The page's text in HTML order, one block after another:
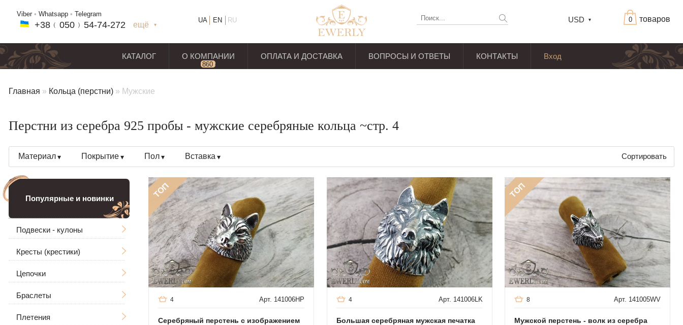
товаров
0
USD
Viber • Whatsapp • Telegram
+38﹙ 050 ﹚54-74-272 ещё
+38(068) 97
RU
UA EN
КАТАЛОГ О КОМПАНИИ
860 отзывов
ОПЛАТА И ДОСТАВКА ВОПРОСЫ И ОТВЕТЫ КОНТАКТЫ Вход
Главная » Кольца (перстни) » Мужские
Перстни из серебра 925 пробы - мужские серебряные кольца ~стр. 4
Материал Покрытие Пол Вставка Сортировать
Популярные и новинки
Подвески - кулоны
Мужские
Большие
Ладанки
Дерево Жизни
Знаки зодиака
Кресты (крестики)
Без распятия
С распятием
Мужские
Цепочки
Мужские
Большие / Толстые
Женские
Браслеты
Мужские
Плетения
ТОП
Арт. 141006HP
4
Серебряный перстень с изображением
Арт. 141006LK
4
Большая серебряная мужская печатка
ТОП
Арт. 141005WV
8
Мужской перстень - волк из серебра